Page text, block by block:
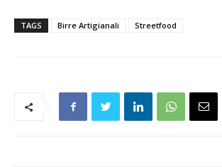
TAGS Birre Artigianali Streetfood